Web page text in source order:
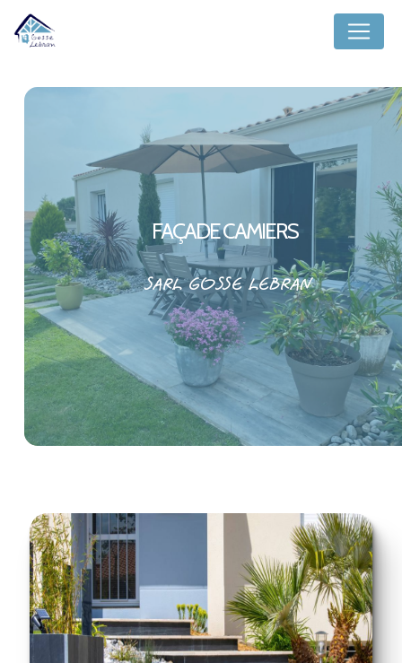
FAÇADE CAMIERS
SARL GOSSE LEBRAN
Panneau de gestion des cookies